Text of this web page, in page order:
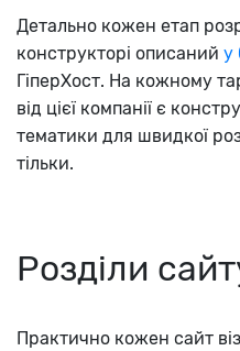
Детально кожен етап
конструкторі описаний у
ГіперХост. На кожному
від цієї компанії є
тематики для швидкої
тільки.
Розділи
Практично кожен сайт